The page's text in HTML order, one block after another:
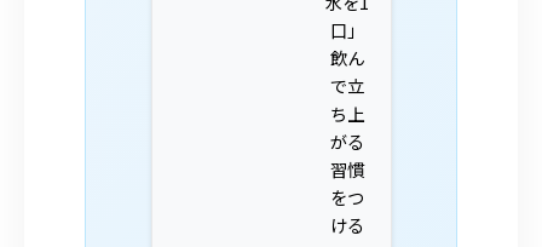
口」
飲ん
で立
ち上
がる
習慣
をつ
ける